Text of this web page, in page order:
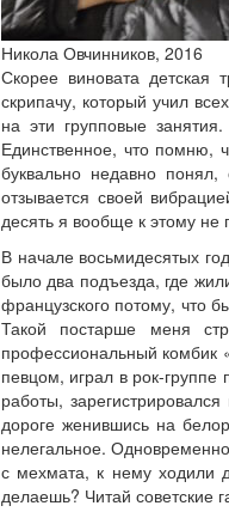
Никола Овчинников, 2016
Скорее виновата детская
скрипачу, который учил
на эти групповые
Единственное, что помню,
буквально недавно
отзывается своей
десять я вообще к этому не
В начале восьмидесятых
было два подъезда, где
французского потому, что
Такой постарше меня
профессиональный комбик
певцом, играл в рок-
работы,
дороге женившись на
нелегальное.
с мехмата, к нему ходили
делаешь? Читай советские